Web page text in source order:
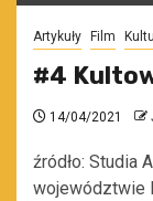
Artykuły Film
#4
14/04/2021
źródło: Studia
województwie